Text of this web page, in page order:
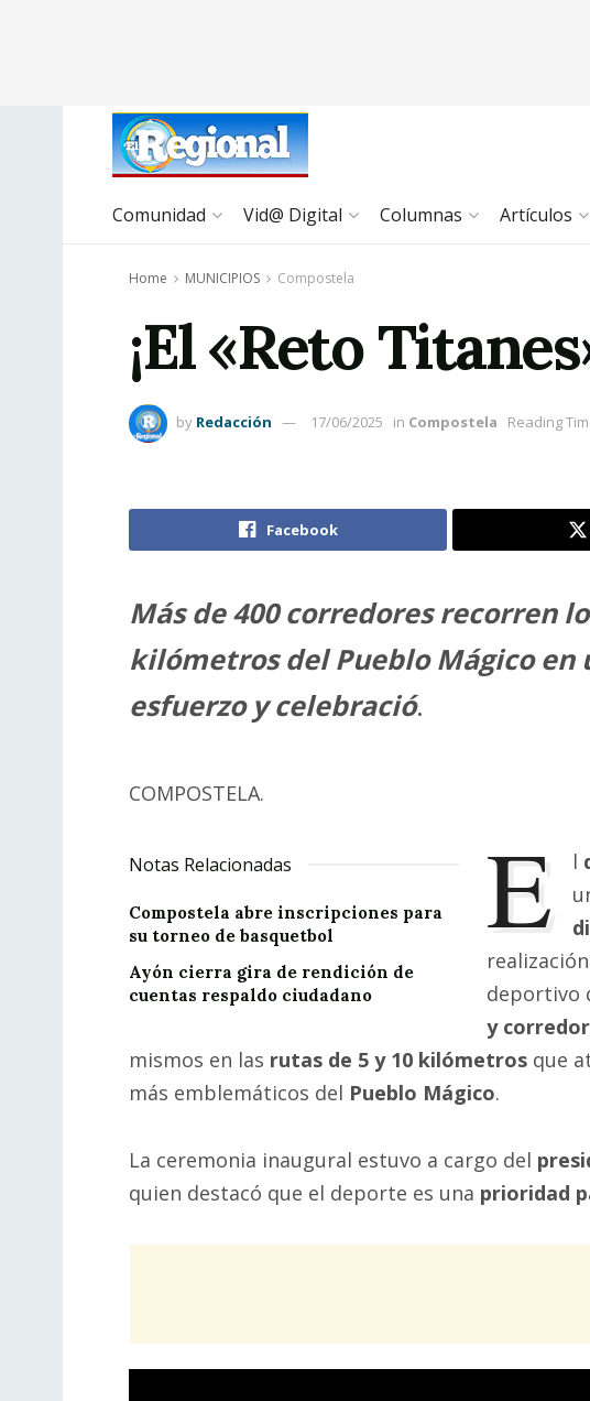
Comunidad Vid@ Digital Columnas Artículos
Home MUNICIPIOS Compostela
¡El «Reto
by Redacción 17/06/2025 in Compostela Reading
Facebook
Más de 400 corredores recorren
kilómetros del Pueblo Mágico en
esfuerzo y celebració.
COMPOSTELA.
Notas Relacionadas
Compostela abre inscripciones para
su torneo de basquetbol
Ayón cierra gira de rendición de
cuentas respaldo ciudadano
E l
deportivo
y
mismos en las rutas de 5 y 10 kilómetros que
más emblemáticos del Pueblo Mágico.
La ceremonia inaugural estuvo a cargo del
quien destacó que el deporte es una prioridad